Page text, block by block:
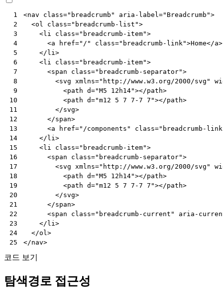
1
2
3
4
5
6
7
8
9
10
11
12
13
14
15
16
17
18
19
20
21
22
23
24
25
<nav class="breadcrumb" aria-label ="Breadcrumb">
<ol class="breadcrumb-list">
<li class="breadcrumb-item">
<a href="/" class="breadcrumb-link">Home</a>
</li >
<li class="breadcrumb-item">
<span class="breadcrumb-separator">
<svg xmlns="http://www.w3.org/2000/svg"
<path d="M5 12h14"></path>
<path d="m12 5 7 7-7 7"></path>
</svg>
</span>
<a href="/components" class="breadcrumb-
</li >
<li class="breadcrumb-item">
<span class="breadcrumb-separator">
<svg xmlns="http://www.w3.org/2000/svg"
<path d="M5 12h14"></path>
<path d="m12 5 7 7-7 7"></path>
</svg>
</span>
<span class="breadcrumb-current"
aria-
</li >
</ol >
</nav>
코드 보기
탐색경로 접근성